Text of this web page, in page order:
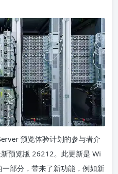
预览体验计划的参与者介
预览版 26212。此更新是 Wi
部分，带来了新功能，例如新